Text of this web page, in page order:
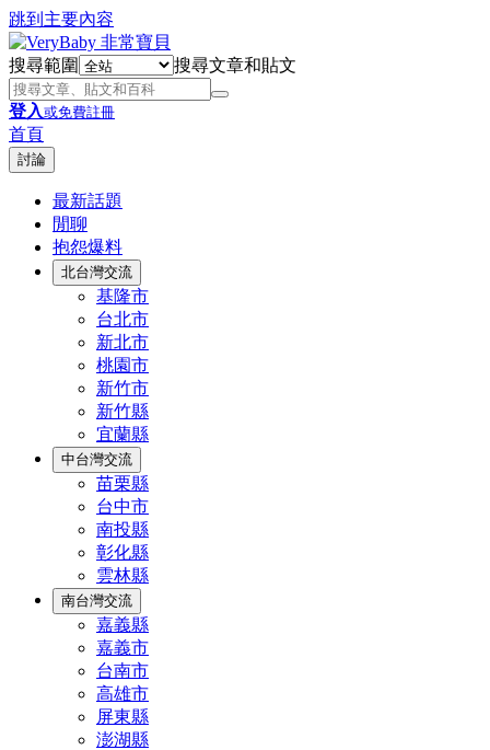
跳到主要內容
搜尋範圍 搜尋文章和貼文
登入或免費註冊
首頁
討論
最新話題
閒聊
抱怨爆料
北台灣交流
基隆市
台北市
新北市
桃園市
新竹市
新竹縣
宜蘭縣
中台灣交流
苗栗縣
台中市
南投縣
彰化縣
雲林縣
南台灣交流
嘉義縣
嘉義市
台南市
高雄市
屏東縣
澎湖縣